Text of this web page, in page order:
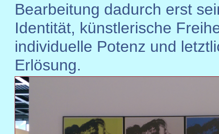
Bearbeitung dadurch erst
Identität, künstlerische
individuelle Potenz und
Erlösung.